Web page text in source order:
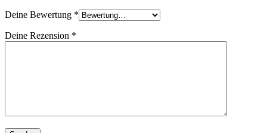
Deine Bewertung *
Deine Rezension *